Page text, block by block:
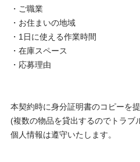
・ご職業
・お住まいの地域
・1日に使える作業時間
・在庫スペース
・応募理由
本契約時に身分証明書のコピーを
(複数の物品を貸出するのでトラブ
個人情報は遵守いたします。